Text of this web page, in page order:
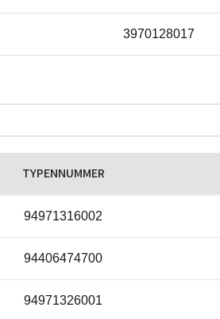
3970128017
TYPENNUMMER
94971316002
94406474700
94971326001